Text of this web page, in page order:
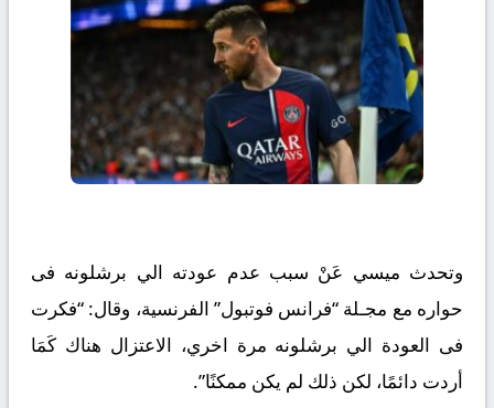
وتحدث ميسي عَنْ سبب عدم عودته الي برشلونه فى
حواره مع مجـلة “فرانس فوتبول” الفرنسية، وقال: “فكرت
فى العودة الي برشلونه مرة اخري، الاعتزال هناك كَمَا
أردت دائمًا، لكن ذلك لم يكن ممكنًا”.